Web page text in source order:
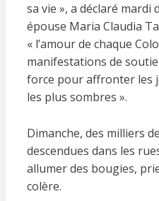
sa vie », a déclaré mardi
épouse Maria Claudia
« l’amour de chaque
manifestations de
force pour affronter les
les plus sombres ».
Dimanche, des milliers
descendues dans les
allumer des bougies,
colère.